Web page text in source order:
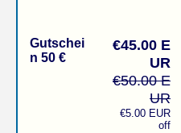
Gutschei
n 50 €
€50.00 E
UR
€45.00 E
UR
€5.00 EUR
off